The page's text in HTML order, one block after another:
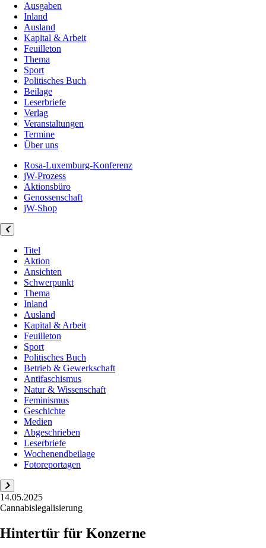
Ausgaben
Inland
Ausland
Kapital & Arbeit
Feuilleton
Thema
Sport
Politisches Buch
Beilage
Leserbriefe
Verlag
Veranstaltungen
Termine
Über uns
Rosa-Luxemburg-Konferenz
jW-Prozess
Aktionsbüro
Genossenschaft
jW-Shop
Titel
Aktion
Ansichten
Schwerpunkt
Thema
Inland
Ausland
Kapital & Arbeit
Feuilleton
Sport
Politisches Buch
Betrieb & Gewerkschaft
Antifaschismus
Natur & Wissenschaft
Feminismus
Geschichte
Medien
Abgeschrieben
Leserbriefe
Wochenendbeilage
Fotoreportagen
14.05.2025
Cannabislegalisierung
Hintertür für Konzerne